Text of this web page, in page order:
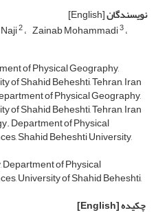
نویسندگان[English]
2 Zainab Mohammadi3
of Physical Geography,
of Shahid Beheshti, Tehran, Iran
of Physical Geography,
of Shahid Beheshti, Tehran, Iran
Department of Physical
Shahid Beheshti University,
of Physical
University of Shahid Beheshti,
چکیده[English]